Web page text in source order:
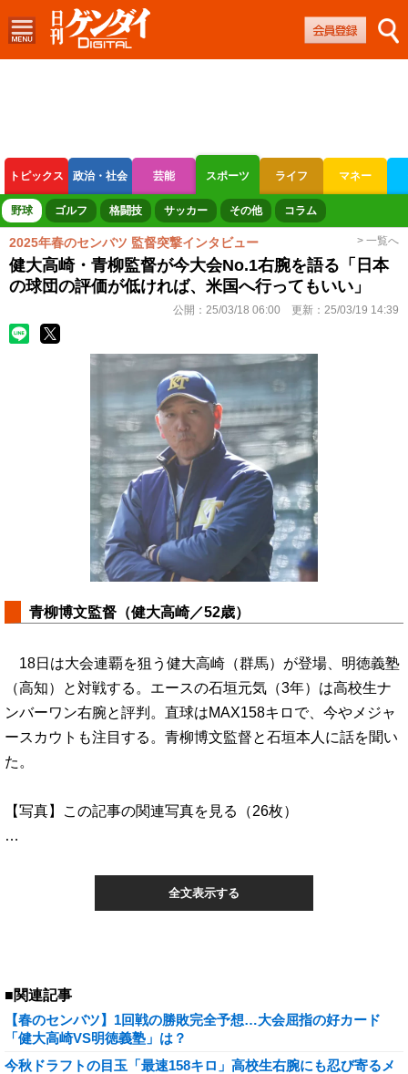
トピックス 政治・社会 芸能 スポーツ ライフ マネー
ボートレース 競輪 オートレース
野球 ゴルフ 格闘技 サッカー その他 コラム
2025年春のセンバツ 監督突撃インタビュー > 一覧へ
健大高崎・青柳監督が今大会No.1右腕を語る「日本
の球団の評価が低ければ、米国へ行ってもいい」
公開： 25/03/18 06:00 更新： 25/03/19 14:39
青柳博文監督（健大高崎／52歳）
18日は大会連覇を狙う健大高崎（群馬）が登場、明徳義塾
（高知）と対戦する。エースの石垣元気（3年）は高校生ナ
ンバーワン右腕と評判。直球はMAX158キロで、今やメジャ
ースカウトも注目する。青柳博文監督と石垣本人に話を聞い
た。
【写真】この記事の関連写真を見る（26枚）
…
全文表示する
■関連記事
【春のセンバツ】1回戦の勝敗完全予想…大会屈指の好カード
「健大高崎VS明徳義塾」は？
今秋ドラフトの目玉「最速158キロ」高校生右腕にも忍び寄るメ